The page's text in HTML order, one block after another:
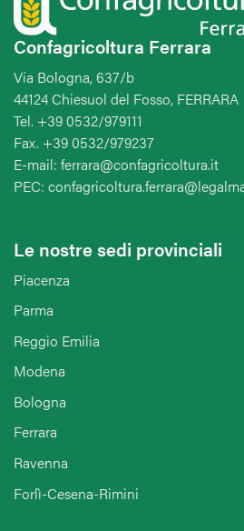
Confagricoltura Ferrara
Via Bologna, 637/b
44124 Chiesuol del Fosso, FERRARA
Tel. +39 0532/979111
Fax. +39 0532/979237
E-mail: ferrara@confagricoltura.it
PEC:
Le nostre sedi provinciali
Piacenza
Parma
Reggio Emilia
Modena
Bologna
Ferrara
Ravenna
Forlì-Cesena-Rimini